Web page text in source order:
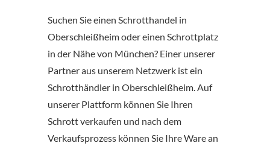
Suchen Sie einen Schrotthandel in
Oberschleißheim oder einen Schrottplatz
in der Nähe von München? Einer unserer
Partner aus unserem Netzwerk ist ein
Schrotthändler in Oberschleißheim. Auf
unserer Plattform können Sie Ihren
Schrott verkaufen und nach dem
Verkaufsprozess können Sie Ihre Ware an